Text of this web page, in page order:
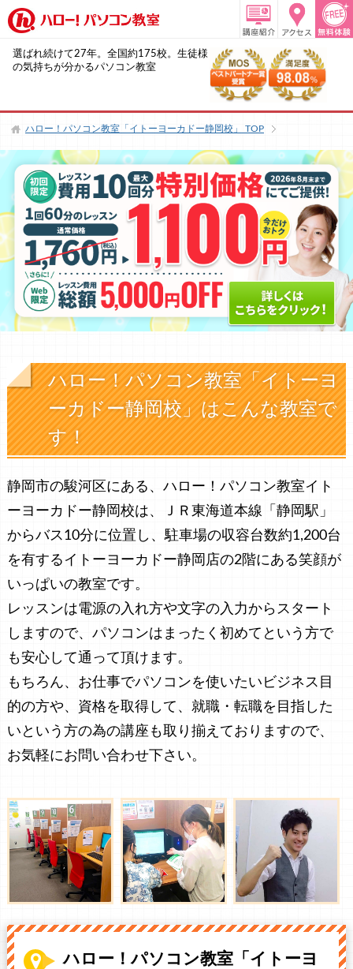
選ばれ続けて27年。全国約175校。生徒様
の気持ちが分かるパソコン教室
ハロー！パソコン教室「イトーヨーカドー静岡校」 TOP
ハロー！パソコン教室「イトーヨ
ーカドー静岡校」はこんな教室で
す！
静岡市の駿河区にある、ハロー！パソコン教室イト
ーヨーカドー静岡校は、ＪＲ東海道本線「静岡駅」
からバス10分に位置し、駐車場の収容台数約1,200台
を有するイトーヨーカドー静岡店の2階にある笑顔が
いっぱいの教室です。
レッスンは電源の入れ方や文字の入力からスタート
しますので、パソコンはまったく初めてという方で
も安心して通って頂けます。
もちろん、お仕事でパソコンを使いたいビジネス目
的の方や、資格を取得して、就職・転職を目指した
いという方の為の講座も取り揃えておりますので、
お気軽にお問い合わせ下さい。
ハロー！パソコン教室「イトーヨ